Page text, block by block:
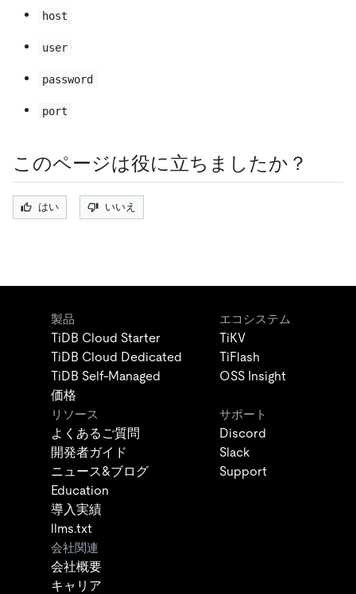
host
user
password
port
このページは役に立ちましたか？
はい いいえ
製品
TiDB Cloud Starter
TiDB Cloud Dedicated
TiDB Self-Managed
価格
エコシステム
TiKV
TiFlash
OSS Insight
リソース
よくあるご質問
開発者ガイド
ニュース&ブログ
Education
導入実績
llms.txt
サポート
Discord
Slack
Support
会社関連
会社概要
キャリア